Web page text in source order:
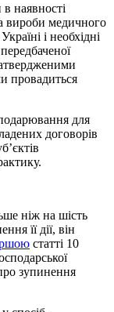
наявності
вироби медичного
і необхідні
провадиться
для
договорів
ніж на шість
її дії, він
статті 10
зупинення